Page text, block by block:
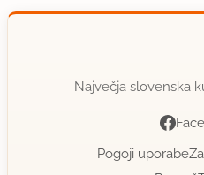
Največja slovenska
Pogoji uporabe